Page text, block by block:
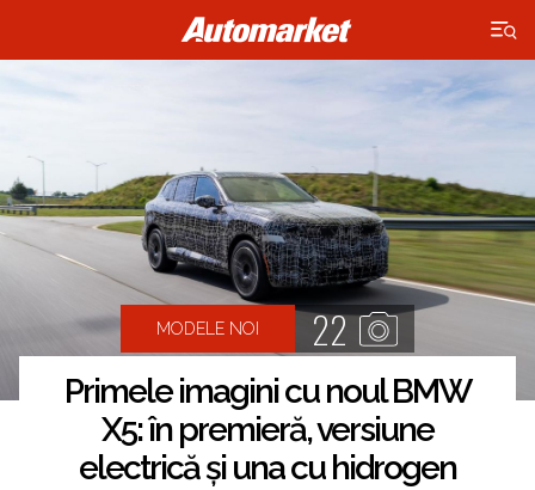
×
MODELE NOI 22
Primele imagini cu noul BMW
X5: în premieră, versiune
electrică și una cu hidrogen